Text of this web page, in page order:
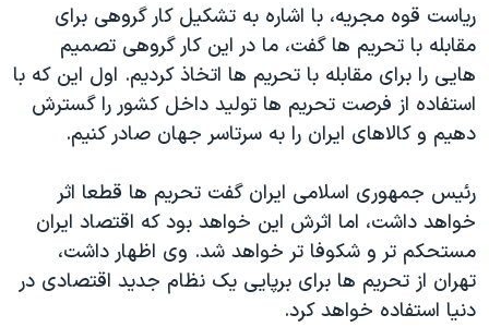
دادگاه حمید نوری
چهل سال گروگان‌گیری
قانون شفافیت دارائی کادر رهبری ایران
اعتراضات مردمی آبان ۹۸
اسرائیل در جنگ
نرگس محمدی برنده جایزه نوبل صلح
همایش محافظه‌کاران آمریکا «سی‌پک»
صفحه‌های ویژه
ریاست قوه مجریه، با اشاره به تشکیل کار گروهی برای
مقابله با تحریم ها گفت، ما در این کار گروهی تصمیم
هایی را برای مقابله با تحریم ها اتخاذ کردیم. اول این که با
استفاده از فرصت تحریم ها تولید داخل کشور را گسترش
دهیم و کالاهای ایران را به سرتاسر جهان صادر کنیم.
رئیس جمهوری اسلامی ایران گفت تحریم ها قطعا اثر
خواهد داشت، اما اثرش این خواهد بود که اقتصاد ایران
مستحکم تر و شکوفا تر خواهد شد. وی اظهار داشت،
تهران از تحریم ها برای برپایی یک نظام جدید اقتصادی در
دنیا استفاده خواهد کرد.